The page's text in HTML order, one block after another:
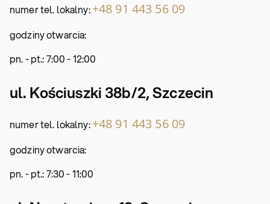
numer tel. lokalny:+48 91 443 56 09
godziny otwarcia:
pn. - pt.: 7:00 - 12:00
ul. Kościuszki 38b/2, Szczecin
numer tel. lokalny:+48 91 443 56 09
godziny otwarcia:
pn. - pt.: 7:30 - 11:00